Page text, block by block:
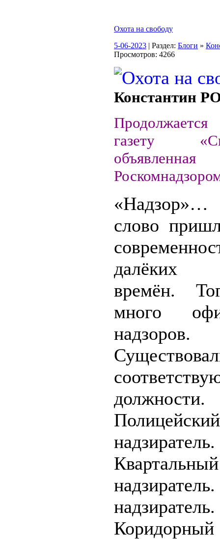
Охота на свободу
5-06-2023 | Раздел: Блоги »
Просмотров: 4266
Константин
газету
объявленная
«Надзор»…
слово
далёких
времён.
много
надзоров.
должности.
Полицейский
надзиратель.
Квартальный
надзиратель.
Коридорный